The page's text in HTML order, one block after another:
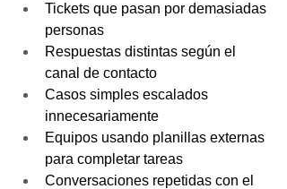
Tickets que pasan por demasiadas
personas
Respuestas distintas según el
canal de contacto
Casos simples escalados
innecesariamente
Equipos usando planillas externas
para completar tareas
Conversaciones repetidas con el